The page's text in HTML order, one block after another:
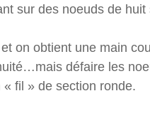
sur des noeuds de huit
on obtient une main
défaire les
fil » de section ronde.